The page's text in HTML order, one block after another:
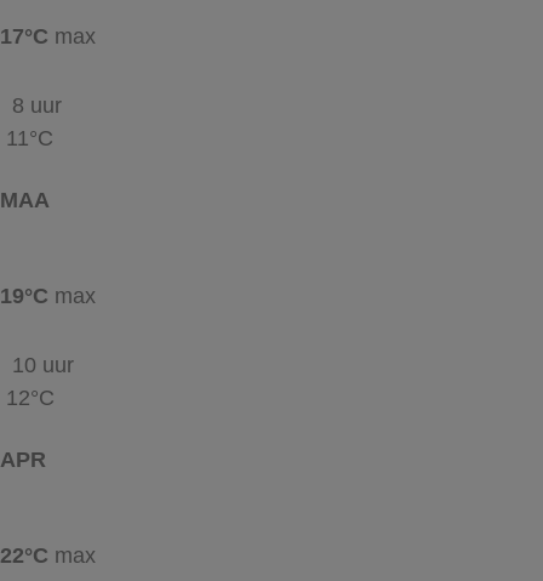
17°C max
8 uur
11°C
MAA
19°C max
10 uur
12°C
APR
22°C max